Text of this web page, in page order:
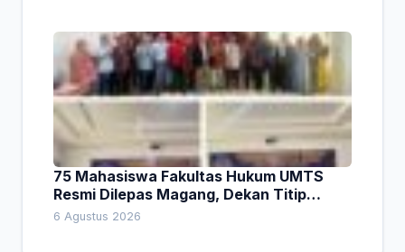
75 Mahasiswa Fakultas Hukum UMTS
Resmi Dilepas Magang, Dekan Titip
Empat Pesan Penting
6 Agustus 2026